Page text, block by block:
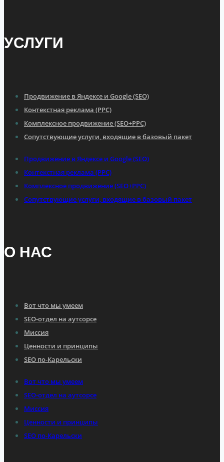
УСЛУГИ
Продвижение в Яндексе и Google (SEO)
Контекстная реклама (PPC)
Комплексное продвижение (SEO+PPC)
Сопутствующие услуги, входящие в базовый пакет
Продвижение в Яндексе и Google (SEO)
Контекстная реклама (PPC)
Комплексное продвижение (SEO+PPC)
Сопутствующие услуги, входящие в базовый пакет
О НАС
Вот что мы умеем
SEO-отдел на аутсорсе
Миссия
Ценности и принципы
SEO по-Карельски
Вот что мы умеем
SEO-отдел на аутсорсе
Миссия
Ценности и принципы
SEO по-Карельски